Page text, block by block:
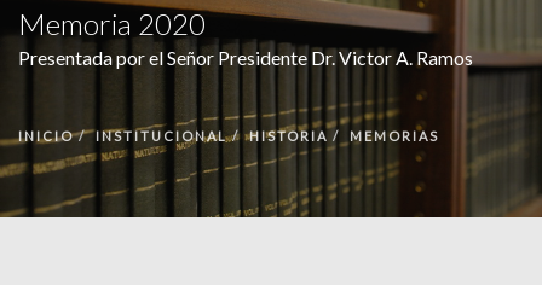
ACCIONES
PREMIOS
BIBLIOTECA
COMUNIDAD
VOLVER A LA PÁGINA INICIAL
Memoria 2020
Presentada por el Señor Presidente Dr. Victor A. Ramos
INICIO INSTITUCIONAL HISTORIA MEMORIAS